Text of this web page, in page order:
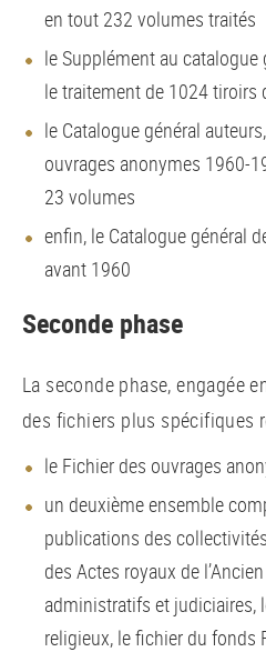
en tout 232 volumes traités
le Supplément au
le traitement de 1024 tiroirs
le Catalogue général
ouvrages anonymes 1960-
23 volumes
enfin, le Catalogue général
avant 1960
Seconde phase
La seconde phase, engagée
des fichiers plus spécifiques
le Fichier des ouvrages
un deuxième ensemble
publications des
des Actes royaux de
administratifs et judiciaires,
religieux, le fichier du fonds